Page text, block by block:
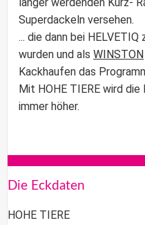
Superdackeln versehen.
... die dann bei
wurden und als WINSTON
Kackhaufen das
Mit HOHE TIERE wird
immer höher.
Die Eckdaten
HOHE TIERE